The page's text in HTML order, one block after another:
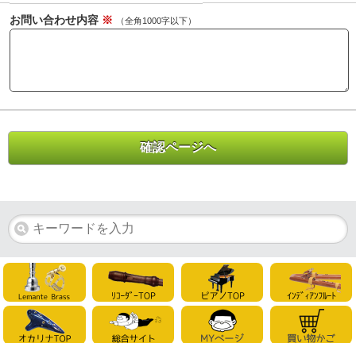
お問い合わせ内容 ※ （全角1000字以下）